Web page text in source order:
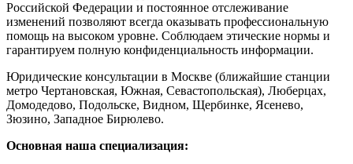
Российской Федерации и постоянное отслеживание
изменений позволяют всегда оказывать профессиональную
помощь на высоком уровне. Соблюдаем этические нормы и
гарантируем полную конфиденциальность информации.
Юридические консультации в Москве (ближайшие станции
метро Чертановская, Южная, Севастопольская), Люберцах,
Домодедово, Подольске, Видном, Щербинке, Ясенево,
Зюзино, Западное Бирюлево.
Основная наша специализация: